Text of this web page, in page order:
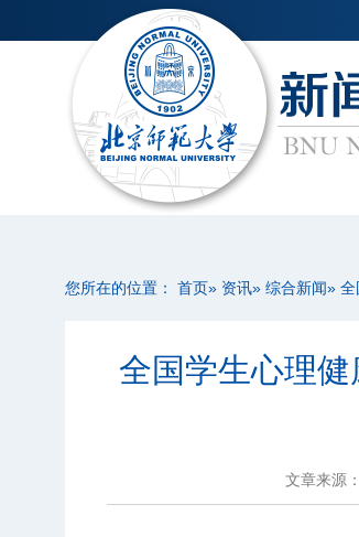
您所在的位置： 首页» 资讯» 综合新闻» 全
全国学生心理
文章来源